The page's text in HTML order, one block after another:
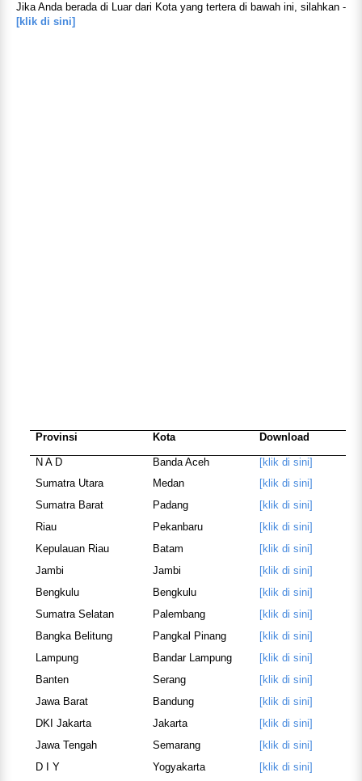
Jika Anda berada di Luar dari Kota yang tertera di bawah ini, silahkan -
[klik di sini]
Provinsi Kota Download
N A D Banda Aceh
[klik di sini]
Sumatra Utara
Medan
[klik di sini]
Sumatra Barat
Padang
[klik di sini]
Riau
Pekanbaru
[klik di sini]
Kepulauan Riau
Batam
[klik di sini]
Jambi
Jambi
[klik di sini]
Bengkulu
Bengkulu
[klik di sini]
Sumatra Selatan
Palembang
[klik di sini]
Bangka Belitung
Pangkal Pinang
[klik di sini]
Lampung
Bandar Lampung
[klik di sini]
Banten
Serang
[klik di sini]
Jawa Barat
Bandung
[klik di sini]
DKI Jakarta
Jakarta
[klik di sini]
Jawa Tengah
Semarang
[klik di sini]
D I Y
Yogyakarta
[klik di sini]